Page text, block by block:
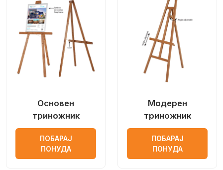
Основен
триножник
ПОБАРАЈ
ПОНУДА
Модерен
триножник
ПОБАРАЈ
ПОНУДА